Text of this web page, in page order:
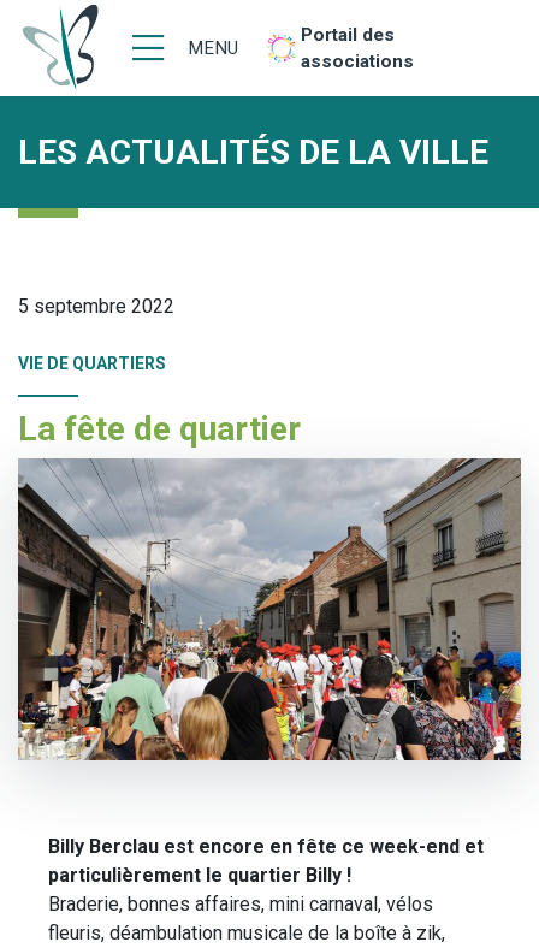
MENU
Portail des
associations
LES ACTUALITÉS DE LA VILLE
5 septembre 2022
VIE DE QUARTIERS
La fête de quartier
Billy Berclau est encore en fête ce week-end et
particulièrement le quartier Billy !
Braderie, bonnes affaires, mini carnaval, vélos
fleuris, déambulation musicale de la boîte à zik,